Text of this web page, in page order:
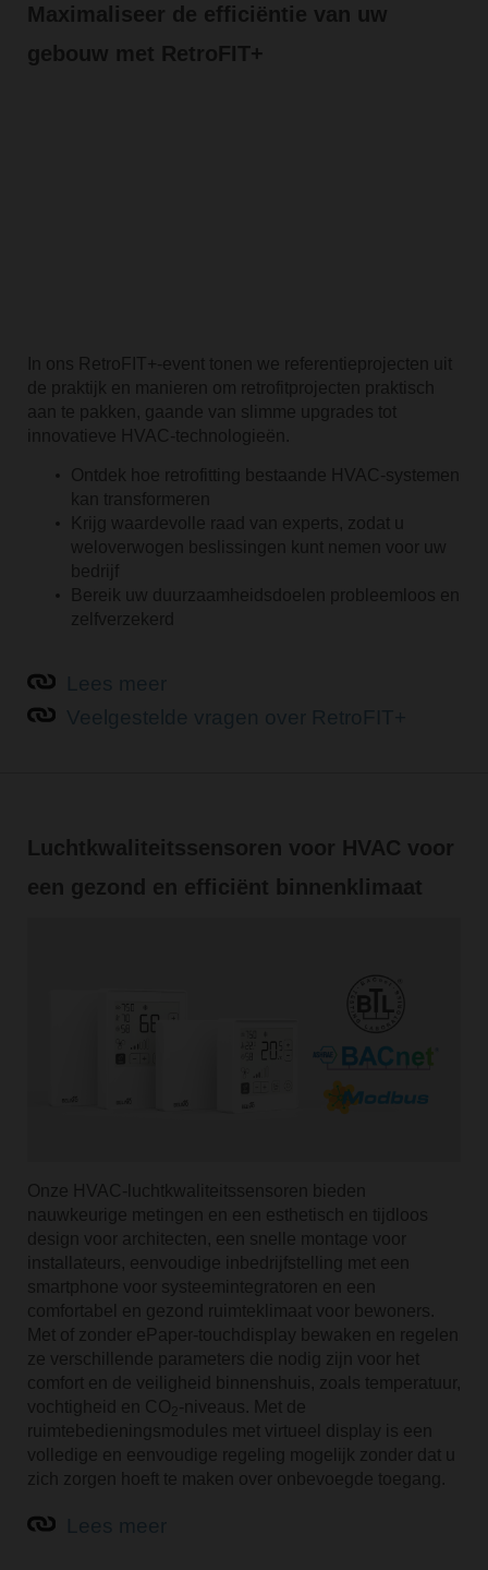
Maximaliseer de efficiëntie van uw
gebouw met RetroFIT+
In ons RetroFIT+-event tonen we referentieprojecten uit
de praktijk en manieren om retrofitprojecten praktisch
aan te pakken, gaande van slimme upgrades tot
innovatieve HVAC-technologieën.
Ontdek hoe retrofitting bestaande HVAC-systemen
kan transformeren
Krijg waardevolle raad van experts, zodat u
weloverwogen beslissingen kunt nemen voor uw
bedrijf
Bereik uw duurzaamheidsdoelen probleemloos en
zelfverzekerd
Luchtkwaliteitssensoren voor HVAC voor
een gezond en efficiënt binnenklimaat
Onze HVAC-luchtkwaliteitssensoren bieden
nauwkeurige metingen en een esthetisch en tijdloos
design voor architecten, een snelle montage voor
installateurs, eenvoudige inbedrijfstelling met een
smartphone voor systeemintegratoren en een
comfortabel en gezond ruimteklimaat voor bewoners.
Met of zonder ePaper-touchdisplay bewaken en regelen
ze verschillende parameters die nodig zijn voor het
comfort en de veiligheid binnenshuis, zoals temperatuur,
vochtigheid en CO -niveaus. Met de
ruimtebedieningsmodules met virtueel display is een
volledige en eenvoudige regeling mogelijk zonder dat u
zich zorgen hoeft te maken over onbevoegde toegang.